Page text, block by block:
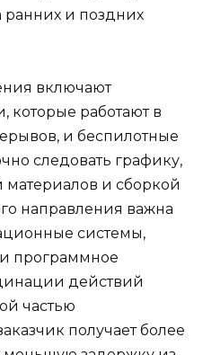
ранних и поздних
включают
которые работают в
и беспилотные
следовать графику,
материалов и сборкой
направления важна
системы,
программное
действий
частью
получает более